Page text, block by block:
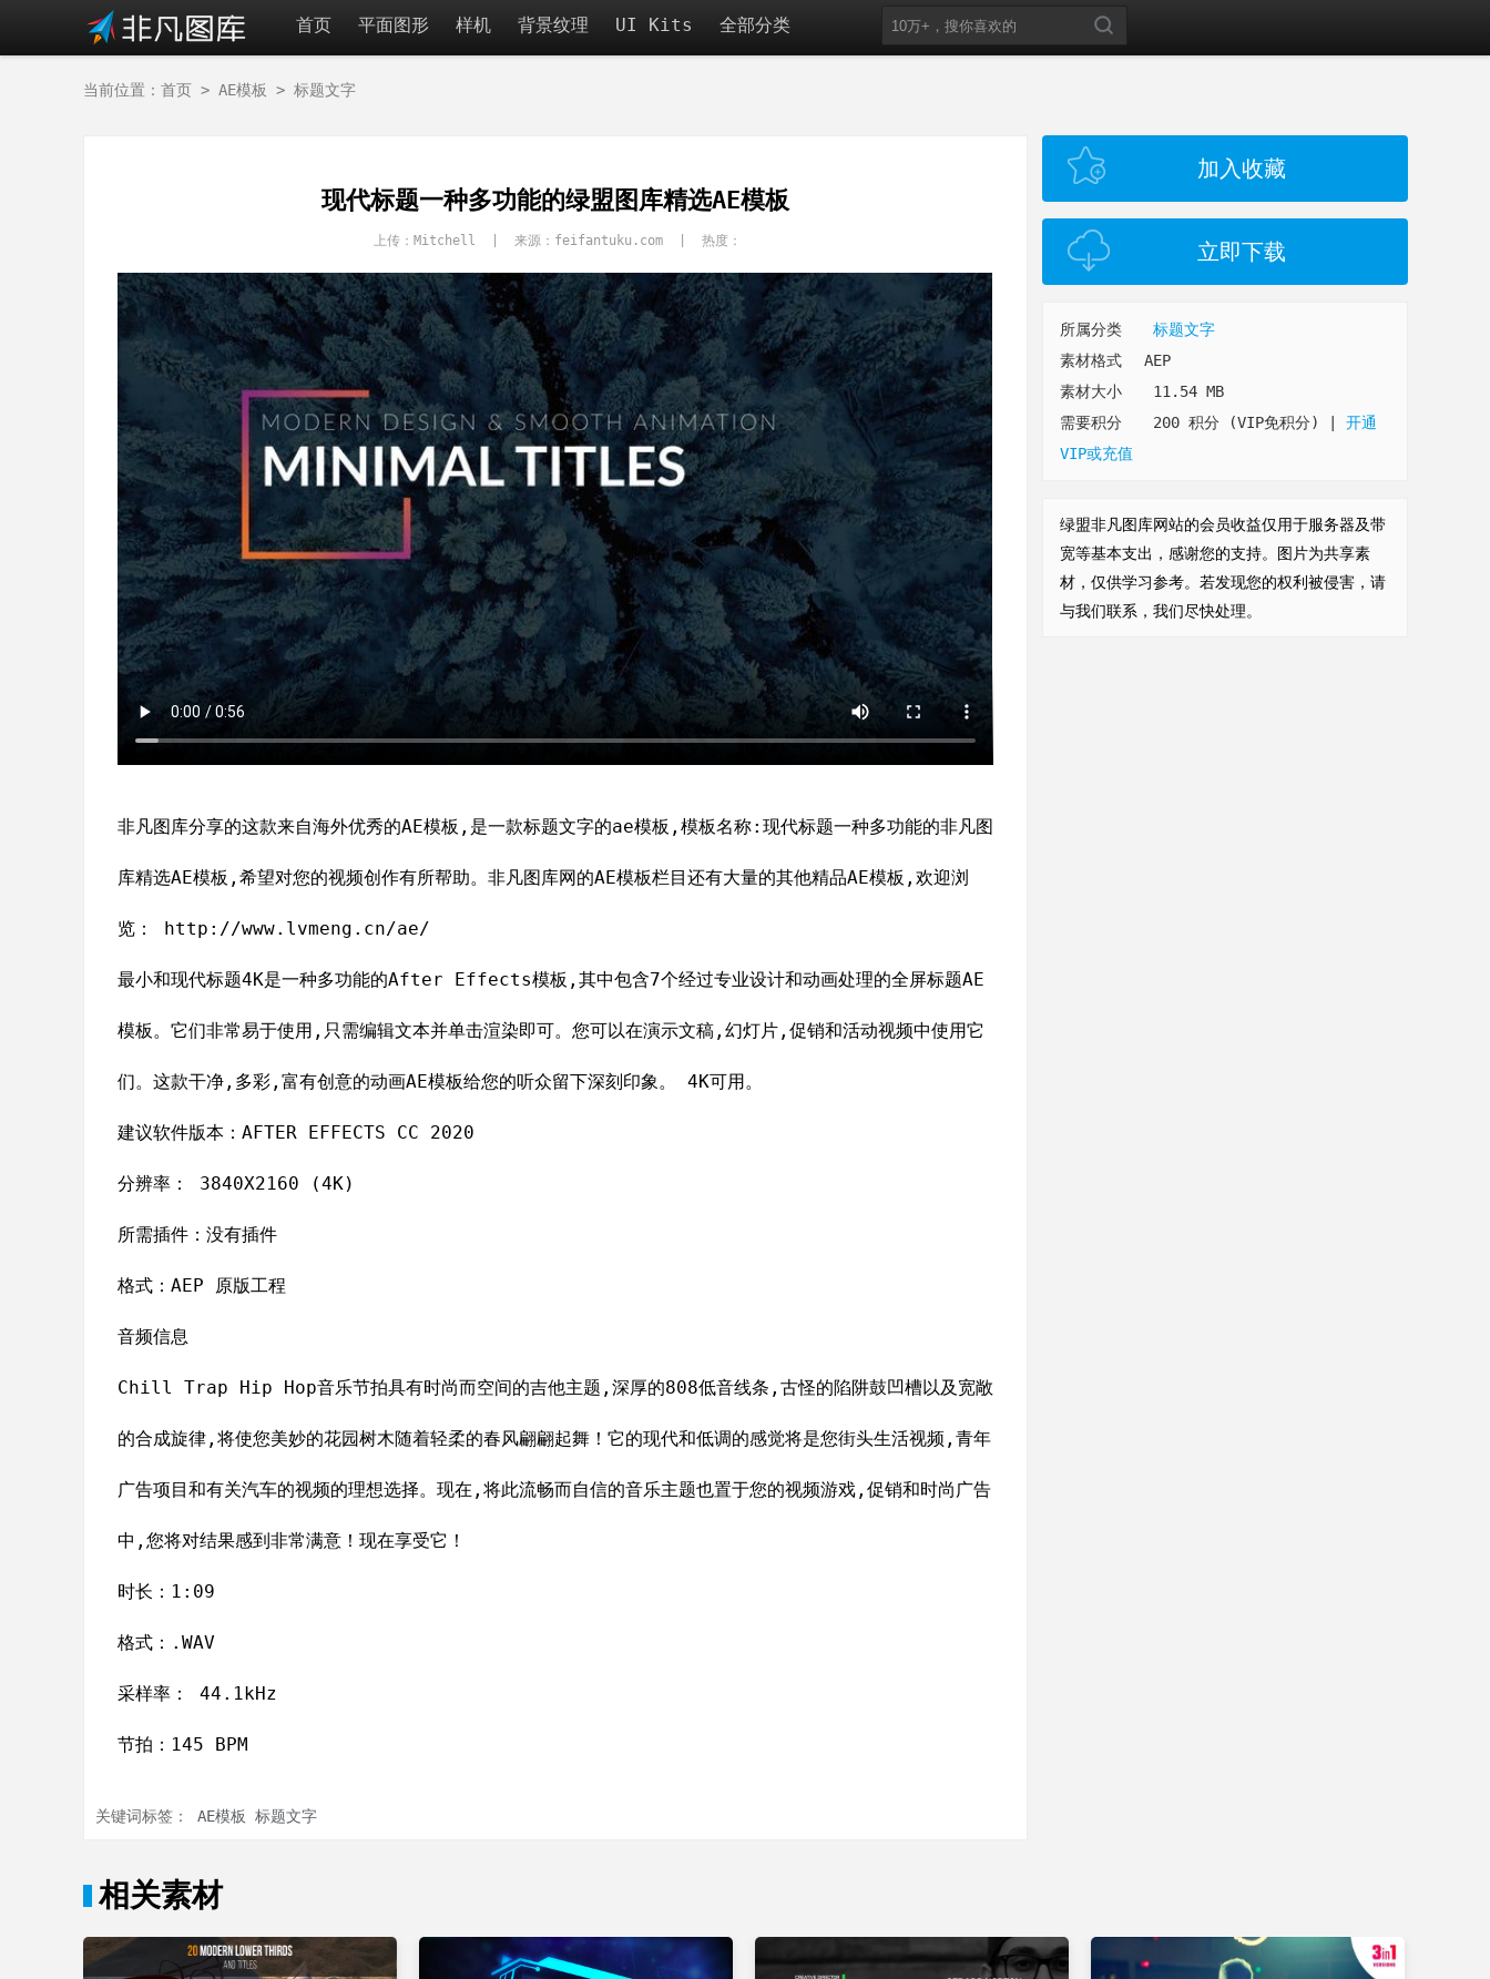
首页 平面图形 样机 背景纹理 UI Kits 全部分类
当前位置： 首页> AE模板 > 标题文字
现代标题一种多功能的绿盟图库精选AE模板
上传：Mitchell | 来源：feifantuku.com | 热度：
非凡图库分享的这款来自海外优秀的AE模板,是一款标题文字的ae模板,模板名称:现代标题一种多功能的非凡图
库精选AE模板,希望对您的视频创作有所帮助。非凡图库网的AE模板栏目还有大量的其他精品AE模板,欢迎浏
览： http://www.lvmeng.cn/ae/
最小和现代标题4K是一种多功能的After Effects模板,其中包含7个经过专业设计和动画处理的全屏标题AE
模板。它们非常易于使用,只需编辑文本并单击渲染即可。您可以在演示文稿,幻灯片,促销和活动视频中使用它
们。这款干净,多彩,富有创意的动画AE模板给您的听众留下深刻印象。 4K可用。
建议软件版本：AFTER EFFECTS CC 2020
分辨率： 3840X2160 (4K)
所需插件：没有插件
格式：AEP 原版工程
音频信息
Chill Trap Hip Hop音乐节拍具有时尚而空间的吉他主题,深厚的808低音线条,古怪的陷阱鼓凹槽以及宽敞
的合成旋律,将使您美妙的花园树木随着轻柔的春风翩翩起舞！它的现代和低调的感觉将是您街头生活视频,青年
广告项目和有关汽车的视频的理想选择。现在,将此流畅而自信的音乐主题也置于您的视频游戏,促销和时尚广告
中,您将对结果感到非常满意！现在享受它！
时长：1:09
格式：.WAV
采样率： 44.1kHz
节拍：145 BPM
关键词标签： AE模板 标题文字
加入收藏
立即下载
所属分类
标题文字
素材格式
AEP
素材大小
11.54 MB
需要积分
200 积分 (VIP免积分)
开通
VIP或充值
绿盟非凡图库网站的会员收益仅用于服务器及带
宽等基本支出，感谢您的支持。图片为共享素
材，仅供学习参考。若发现您的权利被侵害，请
与我们联系，我们尽快处理。
相关素材